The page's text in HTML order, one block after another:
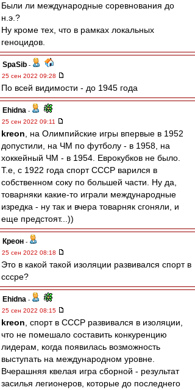
Были ли международные соревнования до
н.э.?
Ну кроме тех, что в рамках локальных
геноцидов.
SpaSib -
25 сен 2022 09:28
По всей видимости - до 1945 года
Ehidna -
25 сен 2022 09:11
kreon , на Олимпийские игры впервые в 1952
допустили, на ЧМ по футболу - в 1958, на
хоккейный ЧМ - в 1954. Еврокубков не было.
Т.е, с 1922 года спорт СССР варился в
собственном соку по большей части. Ну да,
товарняки какие-то играли международные
изредка - ну так и вчера товарняк сгоняли, и
еще предстоят...))
Креон -
25 сен 2022 08:18
Это в какой такой изоляции развивался спорт в
сссре?
Ehidna -
25 сен 2022 08:15
kreon , спорт в СССР развивался в изоляции,
что не помешало составить конкуренцию
лидерам, когда появилась возможность
выступать на международном уровне.
Вчерашняя квелая игра сборной - результат
засилья легионеров, которые до последнего